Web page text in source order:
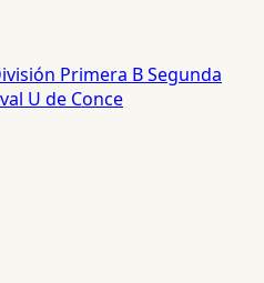
Primera BSegunda
U de Conce